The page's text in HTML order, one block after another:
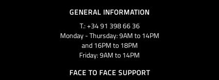
GENERAL INFORMATION
T.: +34 91 398 66 36
Monday - Thursday: 9AM to 14PM
and 16PM to 18PM
Friday: 9AM to 14PM
FACE TO FACE SUPPORT